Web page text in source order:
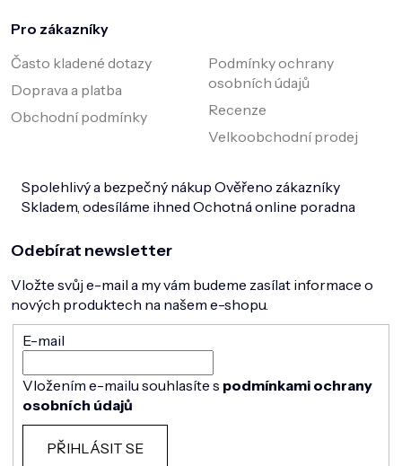
Pro zákazníky
Často kladené dotazy
Doprava a platba
Obchodní podmínky
Podmínky ochrany
osobních údajů
Recenze
Velkoobchodní prodej
Spolehlivý a bezpečný nákup Ověřeno zákazníky
Skladem, odesíláme ihned Ochotná online poradna
Odebírat newsletter
Vložte svůj e-mail a my vám budeme zasílat informace o
nových produktech na našem e-shopu.
E-mail
Vložením e-mailu souhlasíte s podmínkami ochrany
osobních údajů
PŘIHLÁSIT SE